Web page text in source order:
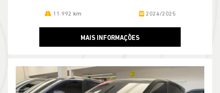
11.992 km 2024/2025
MAIS INFORMAÇÕES